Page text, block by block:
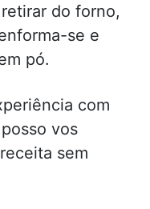
do forno,
se e
pó.
com
vos
sem